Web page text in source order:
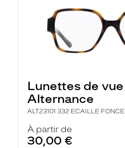
Lunettes de vue
Alternance
ALT23101 332 ECAILLE FONCE
À partir de
30,00 €